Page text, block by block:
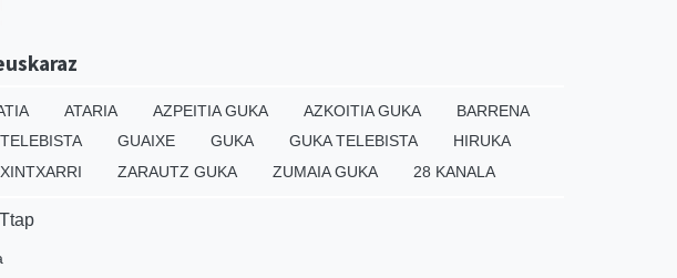
ATARIA AZPEITIA GUKA AZKOITIA GUKA
BARRENA
GUAIXE GUKA GUKA TELEBISTA
HIRUKA
ZARAUTZ GUKA ZUMAIA GUKA 28 KANALA
Ttap